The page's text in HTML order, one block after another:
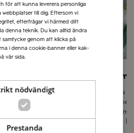
du hundratals
smaker och
grillat,
till långa sköna lata
Låt
Olivolja
finns i
passar
för att kunna leverera personliga
till dig. Eftersom vi
efterfrågar vi härmed ditt
denna teknik. Du kan alltid ändra
samtycke genom att klicka på
i denna cookie-banner eller kak-
vår sida.
nödvändigt
Prestanda